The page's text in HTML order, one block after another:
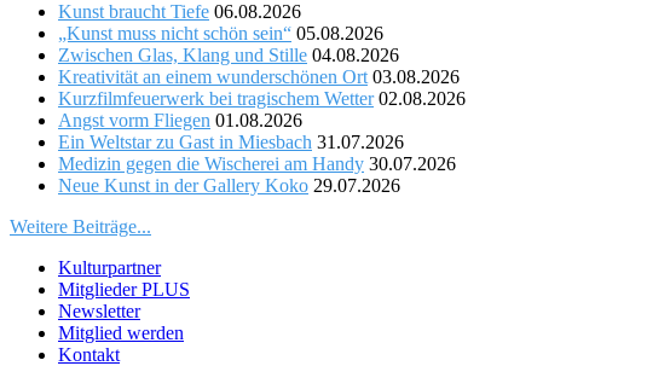
Kunst braucht Tiefe 06.08.2026
„Kunst muss nicht schön sein“ 05.08.2026
Zwischen Glas, Klang und Stille 04.08.2026
Kreativität an einem wunderschönen Ort 03.08.2026
Kurzfilmfeuerwerk bei tragischem Wetter 02.08.2026
Angst vorm Fliegen 01.08.2026
Ein Weltstar zu Gast in Miesbach 31.07.2026
Medizin gegen die Wischerei am Handy 30.07.2026
Neue Kunst in der Gallery Koko 29.07.2026
Weitere Beiträge...
Kulturpartner
Mitglieder PLUS
Newsletter
Mitglied werden
Kontakt